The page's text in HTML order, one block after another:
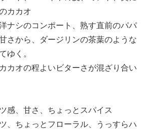
カカオ
ナシのコンポート、熟す直前のパパ
さから、ダージリンの茶葉のような
ゆく。
カオの程よいビターさが混ざり合い
感、甘さ、ちょっとスパイス
、ちょっとフローラル、うっすらハ